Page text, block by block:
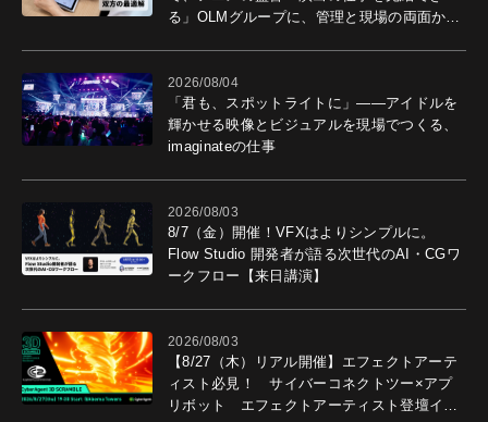
る」OLMグループに、管理と現場の両面から
2026/08/04
「君も、スポットライトに」――アイドルを
輝かせる映像とビジュアルを現場でつくる、
imaginateの仕事
2026/08/03
8/7（金）開催！VFXはよりシンプルに。
Flow Studio 開発者が語る次世代のAI・CGワ
ークフロー【来日講演】
2026/08/03
【8/27（木）リアル開催】エフェクトアーテ
ィスト必見！ サイバーコネクトツー×アプ
リボット エフェクトアーティスト登壇イベ